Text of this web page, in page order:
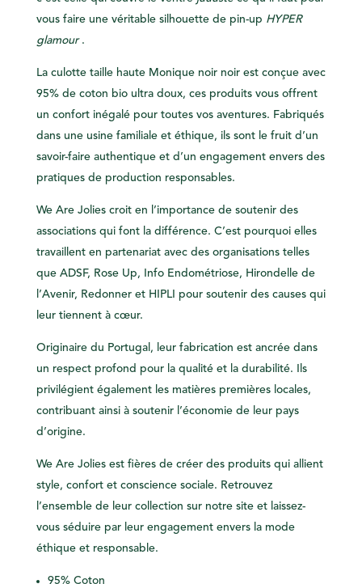
vous faire une véritable silhouette de pin-up HYPER
glamour.
La culotte taille haute Monique noir noir est conçue avec
95% de coton bio ultra doux, ces produits vous offrent
un confort inégalé pour toutes vos aventures. Fabriqués
dans une usine familiale et éthique, ils sont le fruit d’un
savoir-faire authentique et d’un engagement envers des
pratiques de production responsables.
We Are Jolies croit en l’importance de soutenir des
associations qui font la différence. C’est pourquoi elles
travaillent en partenariat avec des organisations telles
que ADSF, Rose Up, Info Endométriose, Hirondelle de
l’Avenir, Redonner et HIPLI pour soutenir des causes qui
leur tiennent à cœur.
Originaire du Portugal, leur fabrication est ancrée dans
un respect profond pour la qualité et la durabilité. Ils
privilégient également les matières premières locales,
contribuant ainsi à soutenir l’économie de leur pays
d’origine.
We Are Jolies est fières de créer des produits qui allient
style, confort et conscience sociale. Retrouvez
l’ensemble de leur collection sur notre site et laissez-
vous séduire par leur engagement envers la mode
éthique et responsable.
95% Coton